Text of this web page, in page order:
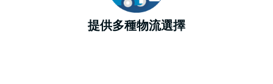
提供多種物流選擇